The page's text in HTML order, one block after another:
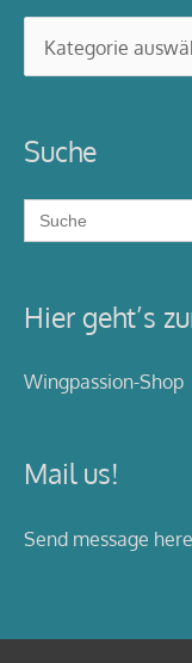
Suche
Search
for:
Hier geht’s
Wingpassion-Shop
Mail us!
Send message here